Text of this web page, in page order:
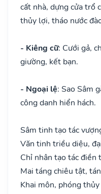
cất nhà, dựng cửa trổ
thủy lợi, tháo nước
- Kiêng cữ: Cưới gả,
giường, kết bạn.
- Ngoại lệ: Sao Sâm
công danh hiển hách.
Sâm tinh tạo tác
Văn tinh triều diệu,
Chỉ nhân tạo tác điền
Mai táng chiêu tật,
Khai môn, phóng